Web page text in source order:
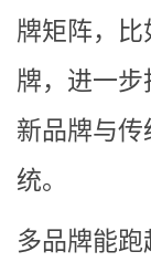
牌矩阵，
牌，进一
新品牌与
统。
多品牌能